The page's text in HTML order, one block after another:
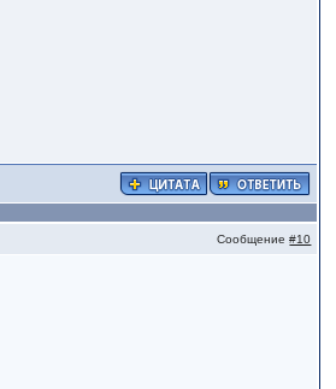
Сообщение#10